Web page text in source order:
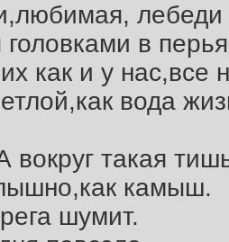
лебеди
головками в
как и у нас,все
вода
вокруг такая
камыш.
шумит.